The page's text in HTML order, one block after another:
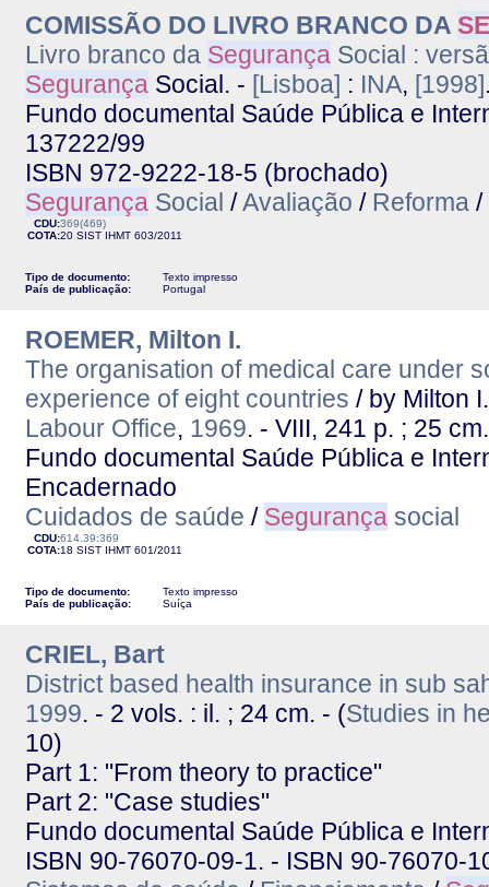
COMISSÃO DO LIVRO BRANCO DA
Livro branco da Segurança Social :
Segurança Social. - [Lisboa] : INA, [1998]
Fundo documental Saúde Pública e
137222/99
ISBN 972-9222-18-5 (brochado)
Segurança Social /Avaliação / Reforma /
CDU:369(469)
COTA:20 SIST IHMT 603/2011
Tipo de documento:
Texto impresso
País de publicação:
Portugal
ROEMER, Milton I.
The organisation of medical care under
experience of eight countries / by Milton
Labour Office, 1969. - VIII, 241 p. ; 25
Fundo documental Saúde Pública e
Encadernado
Cuidados de saúde / Segurança social
CDU:614.39:369
COTA:18 SIST IHMT 601/2011
Tipo de documento:
Texto impresso
País de publicação:
Suíça
CRIEL, Bart
District based health insurance in sub
1999. - 2 vols. : il. ; 24 cm. - (Studies in
10)
Part 1: "From theory to practice"
Part 2: "Case studies"
Fundo documental Saúde Pública e
ISBN 90-76070-09-1. - ISBN 90-76070-